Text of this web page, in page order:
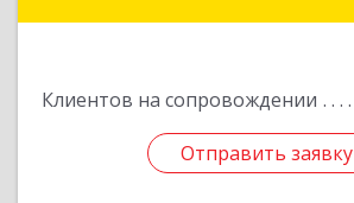
Клиентов на сопровождении
Отправить заявку
Отправить заявку